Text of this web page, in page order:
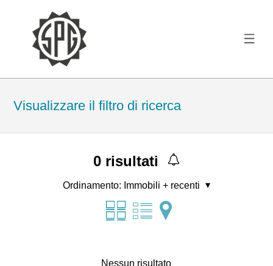
Visualizzare il filtro di ricerca
0risultati
Ordinamento: Immobili + recenti
Nessun risultato